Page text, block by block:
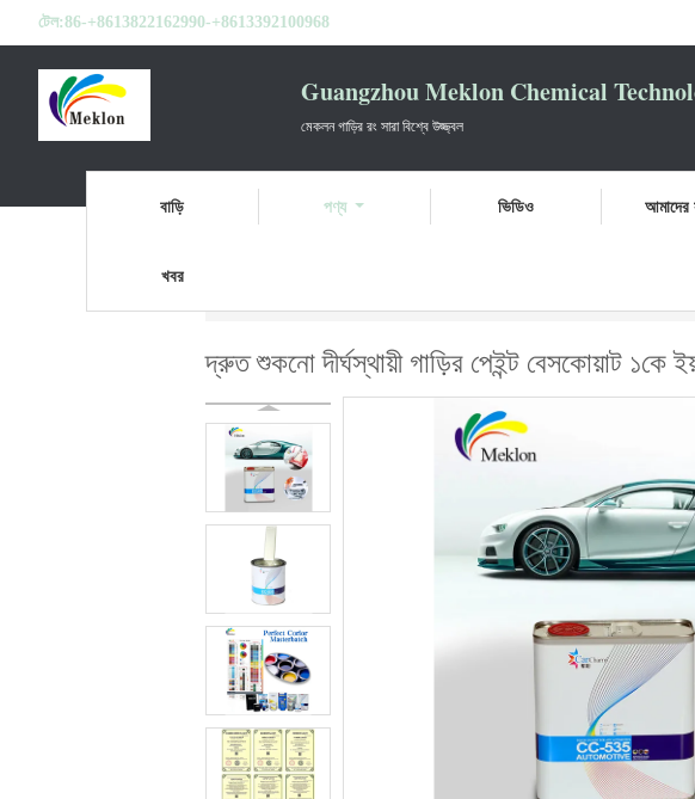
টেল:86-+8613822162990-+8613392100968
Guangzhou Meklon Chemical
মেকলন গাড়ির রং সারা বিশ্বে উজ্জ্বল
বাড়ি পণ্য ভিডিও আমাদের
খবর
দ্রুত শুকনো দীর্ঘস্থায়ী গাড়ির পেইন্ট বেসকোয়াট ১কে